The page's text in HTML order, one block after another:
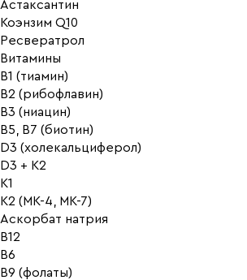
Астаксантин
Коэнзим Q10
Ресвератрол
Витамины
B1 (тиамин)
B2 (рибофлавин)
B3 (ниацин)
B5, B7 (биотин)
D3 (холекальциферол)
D3 + K2
K1
K2 (MK-4, MK-7)
Аскорбат натрия
В12
В6
В9 (фолаты)